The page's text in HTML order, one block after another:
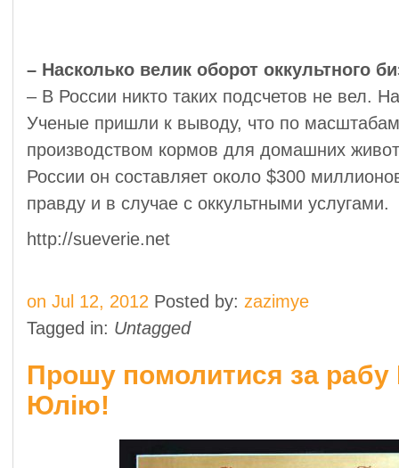
– Насколько велик оборот оккультного
– В России никто таких подсчетов не вел.
Ученые пришли к выводу, что по масштабам
производством кормов для домашних
России он составляет около $300
правду и в случае с оккультными услугами.
http://sueverie.net
on Jul 12, 2012 Posted by: zazimye
Tagged in: Untagged
Прошу помолитися за рабу
Юлію!